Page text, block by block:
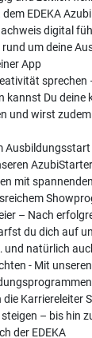
EDEKA
digital
um deine
App
sprechen
kannst Du deine
und wirst
mit
– Nach
du dich auf
und natürlich
- Mit
die Karriereleiter
– bis hin
der EDEKA